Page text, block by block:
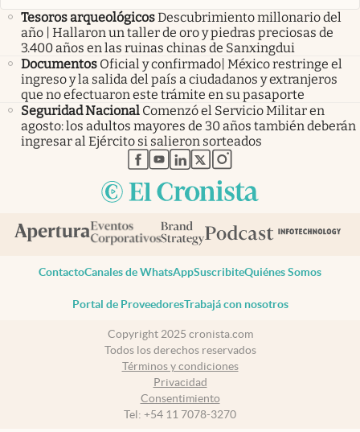
Tesoros arqueológicosDescubrimiento millonario del
año | Hallaron un taller de oro y piedras preciosas de
3.400 años en las ruinas chinas de Sanxingdui
Documentos Oficial y confirmado| México restringe el
ingreso y la salida del país a ciudadanos y extranjeros
que no efectuaron este trámite en su pasaporte
Seguridad Nacional Comenzó el Servicio Militar en
agosto: los adultos mayores de 30 años también deberán
ingresar al Ejército si salieron sorteados
abre en nueva pestaña
abre en nueva pestaña
abre en nueva pestaña
abre en nueva pestaña
abre en nueva pestaña
ContactoCanales de WhatsAppSuscribiteQuiénes Somos
Portal de ProveedoresTrabajá con nosotros
Copyright 2025 cronista.com
Todos los derechos reservados
Términos y condiciones
Privacidad
Consentimiento
Tel: +54 11 7078-3270